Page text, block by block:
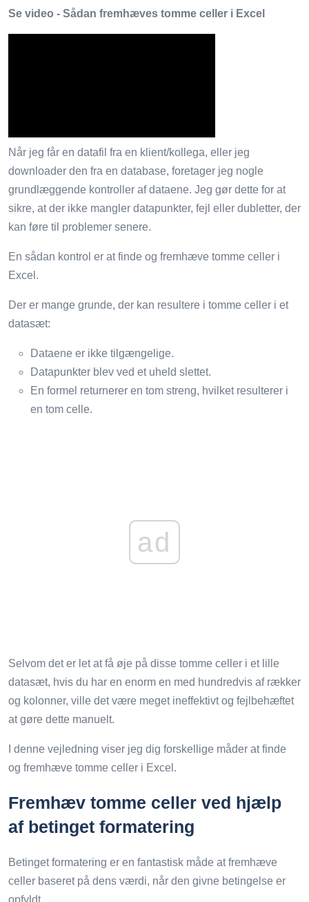
Se video - Sådan fremhæves tomme celler i Excel
Når jeg får en datafil fra en klient/kollega, eller jeg
downloader den fra en database, foretager jeg nogle
grundlæggende kontroller af dataene. Jeg gør dette for at
sikre, at der ikke mangler datapunkter, fejl eller dubletter, der
kan føre til problemer senere.
En sådan kontrol er at finde og fremhæve tomme celler i
Excel.
Der er mange grunde, der kan resultere i tomme celler i et
datasæt:
Dataene er ikke tilgængelige.
Datapunkter blev ved et uheld slettet.
En formel returnerer en tom streng, hvilket resulterer i
en tom celle.
ad
Selvom det er let at få øje på disse tomme celler i et lille
datasæt, hvis du har en enorm en med hundredvis af rækker
og kolonner, ville det være meget ineffektivt og fejlbehæftet
at gøre dette manuelt.
I denne vejledning viser jeg dig forskellige måder at finde
og fremhæve tomme celler i Excel.
Fremhæv tomme celler ved hjælp
af betinget formatering
Betinget formatering er en fantastisk måde at fremhæve
celler baseret på dens værdi, når den givne betingelse er